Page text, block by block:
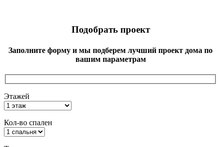
Подобрать проект
Заполните форму и мы подберем лучший проект дома по
вашим параметрам
Этажей
Кол-во спален